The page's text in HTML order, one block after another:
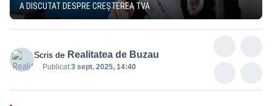
A DISCUTAT DESPRE CREȘTEREA TVA
Scris de Realitatea de Buzau
Publicat:3 sept. 2025, 14:40